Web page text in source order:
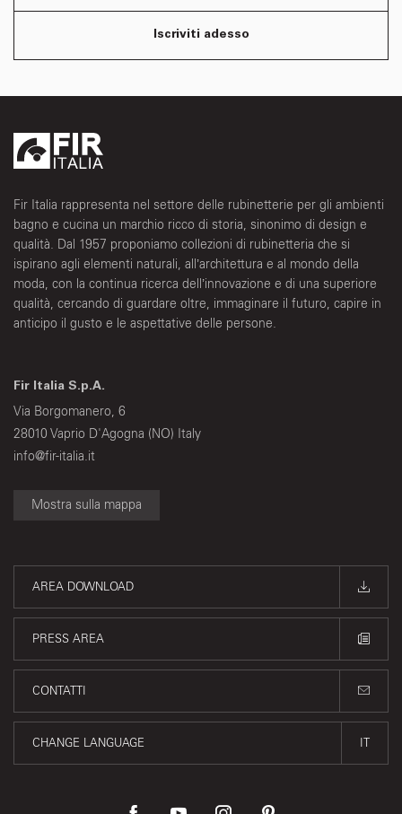
Iscriviti adesso
Fir Italia rappresenta nel settore delle rubinetterie per gli ambienti
bagno e cucina un marchio ricco di storia, sinonimo di design e
qualità. Dal 1957 proponiamo collezioni di rubinetteria che si
ispirano agli elementi naturali, all’architettura e al mondo della
moda, con la continua ricerca dell’innovazione e di una superiore
qualità, cercando di guardare oltre, immaginare il futuro, capire in
anticipo il gusto e le aspettative delle persone.
Fir Italia S.p.A.
Via Borgomanero, 6
28010 Vaprio D'Agogna (NO) Italy
info@fir-italia.it
Mostra sulla mappa
AREA DOWNLOAD
PRESS AREA
CONTATTI
CHANGE LANGUAGE IT